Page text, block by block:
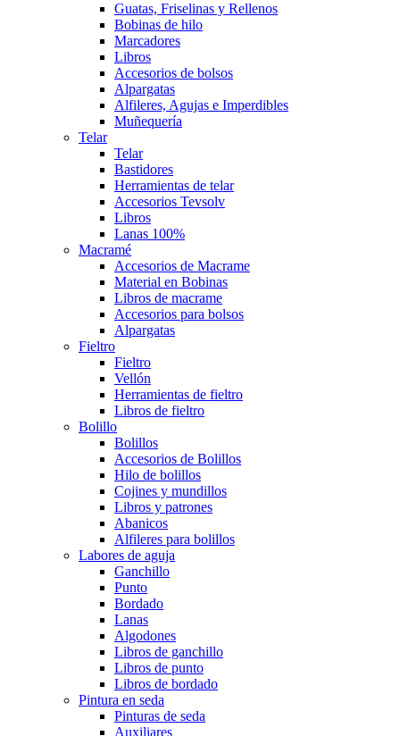
Guatas, Friselinas y Rellenos
Bobinas de hilo
Marcadores
Libros
Accesorios de bolsos
Alpargatas
Alfileres, Agujas e Imperdibles
Muñequería
Telar
Telar
Bastidores
Herramientas de telar
Accesorios Tevsolv
Libros
Lanas 100%
Macramé
Accesorios de Macrame
Material en Bobinas
Libros de macrame
Accesorios para bolsos
Alpargatas
Fieltro
Fieltro
Vellón
Herramientas de fieltro
Libros de fieltro
Bolillo
Bolillos
Accesorios de Bolillos
Hilo de bolillos
Cojines y mundillos
Libros y patrones
Abanicos
Alfileres para bolillos
Labores de aguja
Ganchillo
Punto
Bordado
Lanas
Algodones
Libros de ganchillo
Libros de punto
Libros de bordado
Pintura en seda
Pinturas de seda
Auxiliares